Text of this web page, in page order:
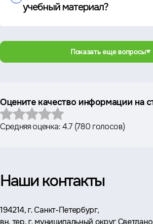
учебный материал?
Показать еще вопросы
Оцените качество информации на
Средняя оценка:4.7(780 голосов)
Наши контакты
Адрес:
194214, г. Санкт-Петербург,
вн. тер. г. муниципальный округ